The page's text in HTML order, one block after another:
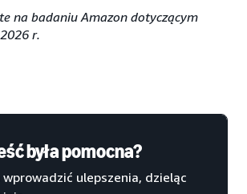
na badaniu Amazon dotyczącym
r.
była pomocna?
wprowadzić ulepszenia, dzieląc